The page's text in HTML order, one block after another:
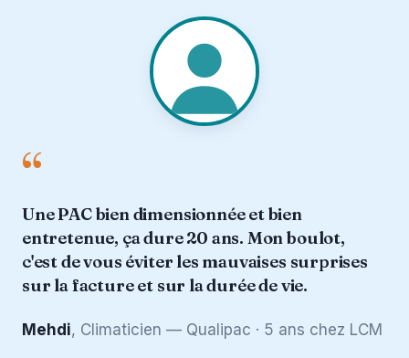
“
Une PAC bien dimensionnée et bien
entretenue, ça dure 20 ans. Mon boulot,
c'est de vous éviter les mauvaises surprises
sur la facture et sur la durée de vie.
Mehdi, Climaticien — Qualipac · 5 ans chez LCM